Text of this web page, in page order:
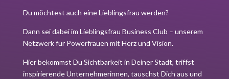
Du möchtest auch eine Lieblingsfrau werden?
Dann sei dabei im Lieblingsfrau Business Club – unserem
Netzwerk für Powerfrauen mit Herz und Vision.
Hier bekommst Du Sichtbarkeit in Deiner Stadt, triffst
inspirierende Unternehmerinnen, tauschst Dich aus und